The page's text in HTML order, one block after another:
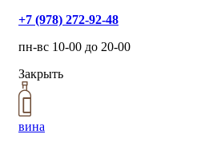
+7 (978) 272-92-48
пн-вс 10-00 до 20-00
Закрыть
вина